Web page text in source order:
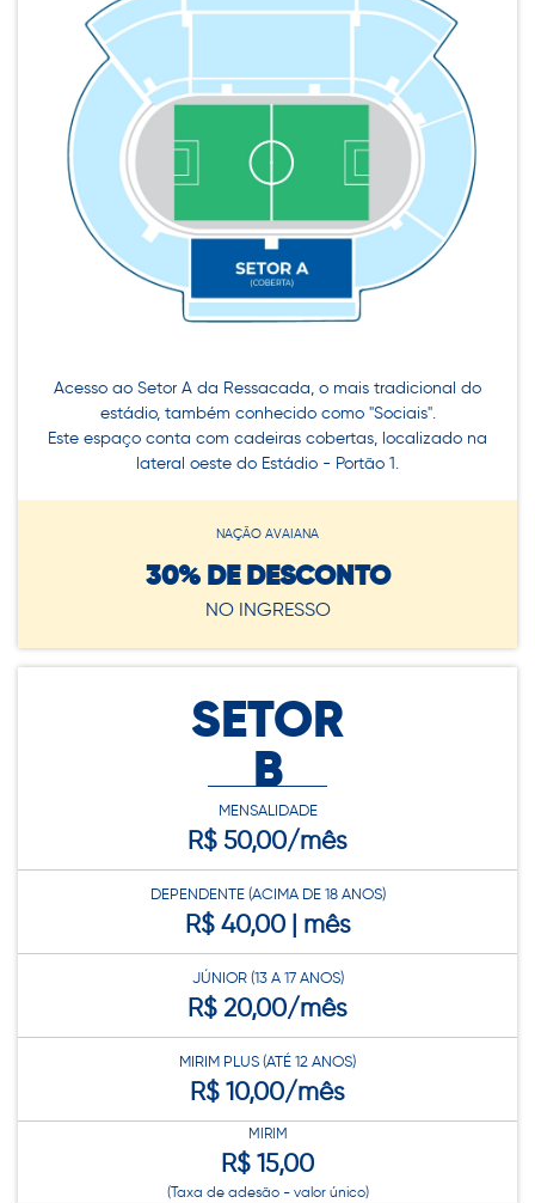
Acesso ao Setor A da Ressacada, o mais tradicional do
estádio, também conhecido como "Sociais".
Este espaço conta com cadeiras cobertas, localizado na
lateral oeste do Estádio - Portão 1.
NAÇÃO AVAIANA
30% DE DESCONTO
NO INGRESSO
SETOR
B
MENSALIDADE
R$ 50,00/mês
DEPENDENTE (ACIMA DE 18 ANOS)
R$ 40,00 | mês
JÚNIOR (13 A 17 ANOS)
R$ 20,00/mês
MIRIM PLUS (ATÉ 12 ANOS)
R$ 10,00/mês
MIRIM
R$ 15,00
(Taxa de adesão - valor único)